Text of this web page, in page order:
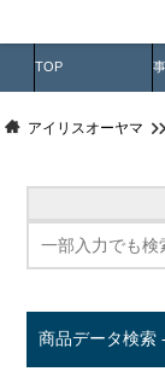
TOP
アイリスオーヤマ
商品データ検索